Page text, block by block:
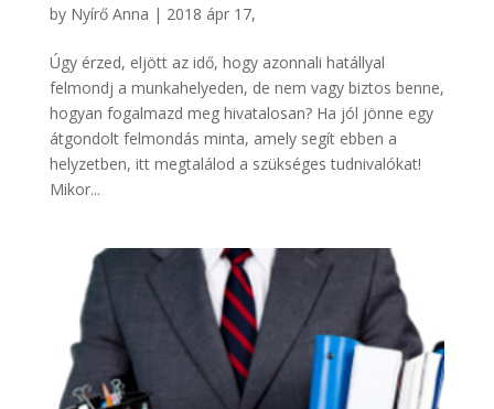
by Nyírő Anna | 2018 ápr 17,
Úgy érzed, eljött az idő, hogy azonnali hatállyal
felmondj a munkahelyeden, de nem vagy biztos benne,
hogyan fogalmazd meg hivatalosan? Ha jól jönne egy
átgondolt felmondás minta, amely segít ebben a
helyzetben, itt megtalálod a szükséges tudnivalókat!
Mikor...